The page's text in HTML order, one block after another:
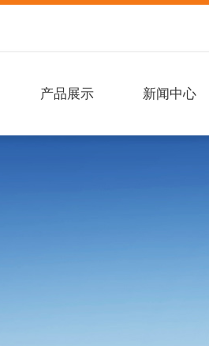
产品展示 新闻中心